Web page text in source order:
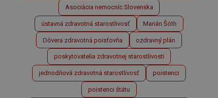
Asociácia nemocníc Slovenska
ústavná zdravotná starostlivosť Marián Šóth
Dôvera zdravotná poisťovňa ozdravný plán
poskytovatelia zdravotnej starostlivosti
jednodňová zdravotná starostlivosť poistenci
poistenci štátu